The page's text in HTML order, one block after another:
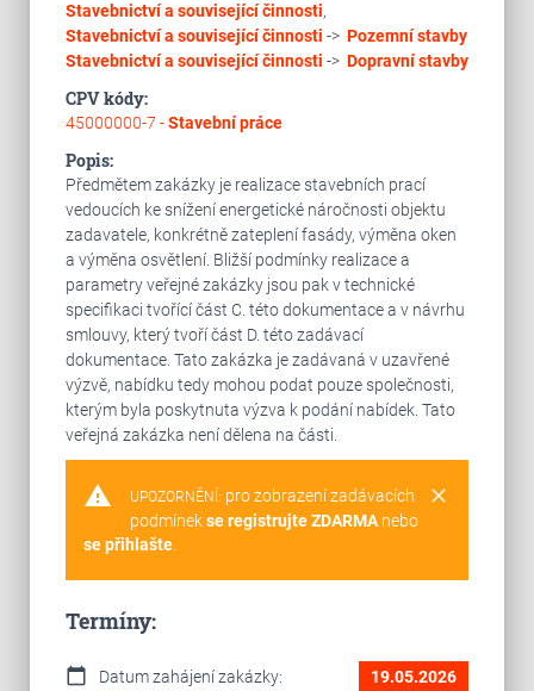
Stavebnictví a související činnosti,
Stavebnictví a související činnosti -> Pozemní stavby
Stavebnictví a související činnosti -> Dopravní stavby
CPV kódy:
45000000-7 -Stavební práce
Popis:
Předmětem zakázky je realizace stavebních prací
vedoucích ke snížení energetické náročnosti objektu
zadavatele, konkrétně zateplení fasády, výměna oken
a výměna osvětlení. Bližší podmínky realizace a
parametry veřejné zakázky jsou pak v technické
specifikaci tvořící část C. této dokumentace a v návrhu
smlouvy, který tvoří část D. této zadávací
dokumentace. Tato zakázka je zadávaná v uzavřené
výzvě, nabídku tedy mohou podat pouze společnosti,
kterým byla poskytnuta výzva k podání nabídek. Tato
veřejná zakázka není dělena na části.
warning clear
UPOZORNĚNÍ: pro zobrazení zadávacích
podmínekse registrujte ZDARMAnebo
se přihlašte.
Termíny:
calendar_today Datum zahájení zakázky: 19.05.2026